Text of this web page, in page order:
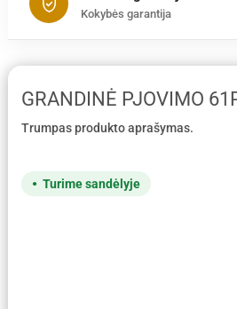
Kokybės garantija
GRANDINĖ PJOVIMO
Trumpas produkto aprašymas.
Turime sandėlyje